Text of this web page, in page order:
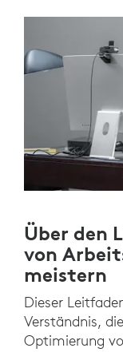
Über den
von
meistern
Dieser
Verständnis,
Optimierung